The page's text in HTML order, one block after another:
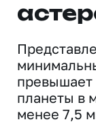
превышает
планеты в
менее 7,5